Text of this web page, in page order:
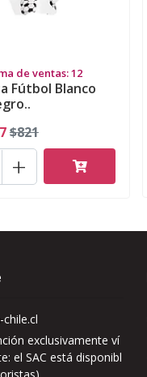
de ventas: 12
Fútbol Blanco
$821
+
exclusivamente ví
el SAC está disponibl